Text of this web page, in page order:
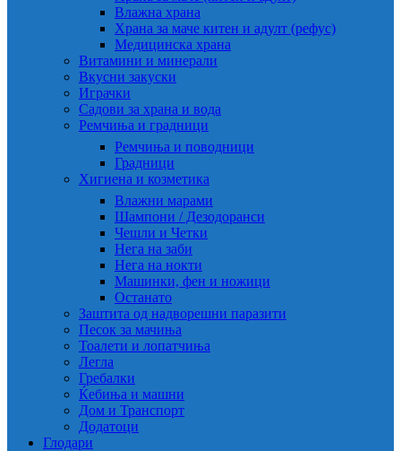
Влажна храна
Храна за маче китен и адулт (рефус)
Медицинска храна
Витамини и минерали
Вкусни закуски
Играчки
Садови за храна и вода
Ремчиња и градници
Ремчиња и поводници
Градници
Хигиена и козметика
Влажни марами
Шампони / Дезодоранси
Чешли и Четки
Нега на заби
Нега на нокти
Машинки, фен и ножици
Останато
Заштита од надворешни паразити
Песок за мачиња
Тоалети и лопатчиња
Легла
Гребалки
Ќебиња и машни
Дом и Транспорт
Додатоци
Глодари